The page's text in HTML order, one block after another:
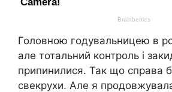
Головною годувальницею в
але тотальний контроль і
припинилися. Так що справа
свекрухи. Але я